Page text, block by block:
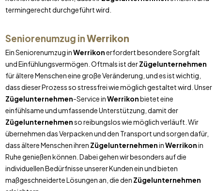
termingerecht durchgeführt wird.
Seniorenumzug inWerrikon
Ein Seniorenumzug inWerrikonerfordert besondere Sorgfalt
und Einfühlungsvermögen. Oftmals ist derZügelunternehmen
für ältere Menschen eine große Veränderung, und es ist wichtig,
dass dieser Prozess so stressfrei wie möglich gestaltet wird. Unser
Zügelunternehmen-Service inWerrikonbietet eine
einfühlsame und umfassende Unterstützung, damit der
Zügelunternehmenso reibungslos wie möglich verläuft. Wir
übernehmen das Verpacken und den Transport und sorgen dafür,
dass ältere Menschen ihren ZügelunternehmeninWerrikonin
Ruhe genießen können. Dabei gehen wir besonders auf die
individuellen Bedürfnisse unserer Kunden ein und bieten
maßgeschneiderte Lösungen an, die den Zügelunternehmen